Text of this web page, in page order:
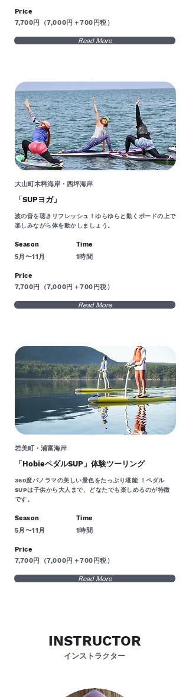
Price
7,700円（7,000円＋700円税）
Read More
大山町木料海岸・西坪海岸
「SUPヨガ」
波の音を聴きリフレッシュ！ゆらゆらと動くボードの上で
楽しみながら体を動かしましょう。
Season
5月〜11月
Time
1時間
Price
7,700円（7,000円＋700円税）
Read More
岩美町・浦富海岸
「HobieペダルSUP」体験ツーリング
360度パノラマの美しい景色をたっぷり堪能 ！ペダル
SUPは子供から大人まで、どなたでも楽しめるのが特徴
です。
Season
5月〜11月
Time
1時間
Price
7,700円（7,000円＋700円税）
Read More
INSTRUCTOR
​インストラクター